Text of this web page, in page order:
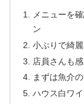
メニューを
ン
小ぶりで綺
店員さんも
まずは魚介
ハウス白ワ